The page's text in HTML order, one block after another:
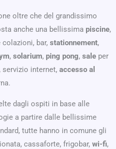
oltre che del grandissimo
anche una bellissima piscine,
bar, stationnement,
, solarium, ping pong, sale per
servizio internet, accesso al
dagli ospiti in base alle
a partire dalle bellissime
tutte hanno in comune gli
cassaforte, frigobar, wi-fi,